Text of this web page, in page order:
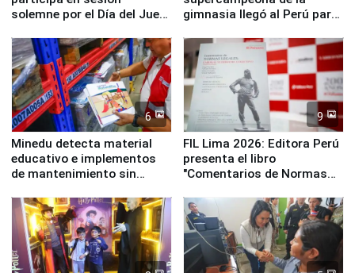
solemne por el Día del Juez
gimnasia llegó al Perú para
Panamericanos Lima 2027
6
Minedu detecta material
educativo e implementos
de mantenimiento sin
la UGEL 2
9
FIL Lima 2026: Editora Perú
presenta el libro
"Comentarios de Normas
Derecho Colectivo"